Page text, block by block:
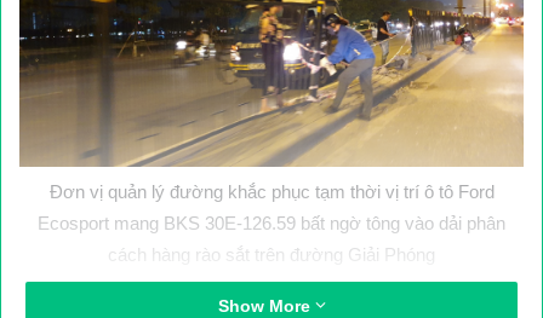
Đơn vị quản lý đường khắc phục tạm thời vị trí ô tô Ford
Ecosport mang BKS 30E-126.59 bất ngờ tông vào dải phân
cách hàng rào sắt trên đường Giải Phóng
Sáng 28/10, trao đổi với PV Báo Giao thông, lãnh đạo Công an
Show More